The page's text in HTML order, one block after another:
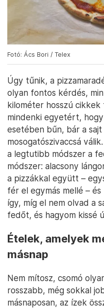
Fotó: Ács Bori / Telex
Úgy tűnik, a
olyan fontos kérdés,
kilométer hosszú
mindenki egyetért,
esetében bűn, bár a
mosogatószivaccsá
a legtutibb módszer a
módszer: alacsony
a pizzákkal együtt –
fér el egymás mellé –
így, míg el nem olvad a
fedőt, és hagyom kissé
Ételek, amelyek
másnap
Nem mítosz, csomó
rosszabb, még sokkal
másnaposan, az ízek